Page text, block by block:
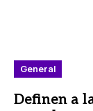
General
Definen a